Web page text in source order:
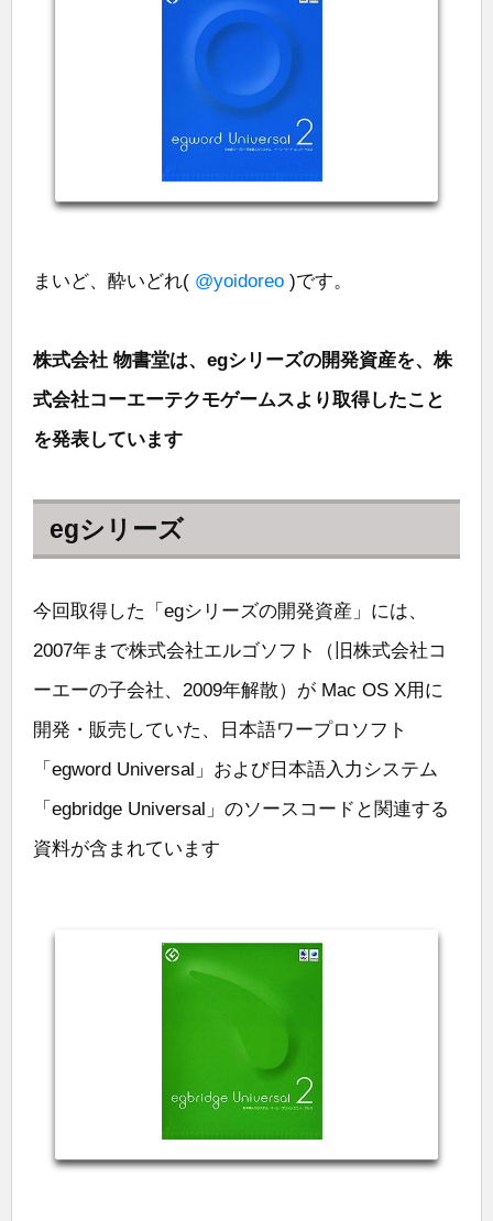
まいど、酔いどれ( @yoidoreo )です。
株式会社 物書堂は、egシリーズの開発資産を、株
式会社コーエーテクモゲームスより取得したこと
を発表しています
egシリーズ
今回取得した「egシリーズの開発資産」には、
2007年まで株式会社エルゴソフト（旧株式会社コ
ーエーの子会社、2009年解散）が Mac OS X用に
開発・販売していた、日本語ワープロソフト
「egword Universal」および日本語入力システム
「egbridge Universal」のソースコードと関連する
資料が含まれています